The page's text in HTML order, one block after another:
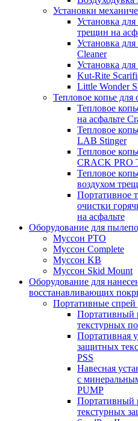
Установки
Установка
трещин на
Установка
Cleaner
Установка
Kut-Rite
Little Wonder
Тепловое копье
Тепловое
на асфальте
Тепловое
LAB Stinger
Тепловое
CRACK PRO
Тепловое
воздухом
Портативное
очистки
на асфальте
Оборудование для
Муссон PTO
Муссон Complete
Муссон KB
Муссон Skid Mount
Оборудование для
восстанавливающих
Портативные спрей
Портативный
текстурных
Портативная
защитных
PSS
Навесная
с
PUMP
Портативный
текстурных